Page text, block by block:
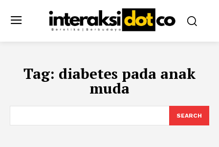
Tag: diabetes pada anak
muda
SEARCH